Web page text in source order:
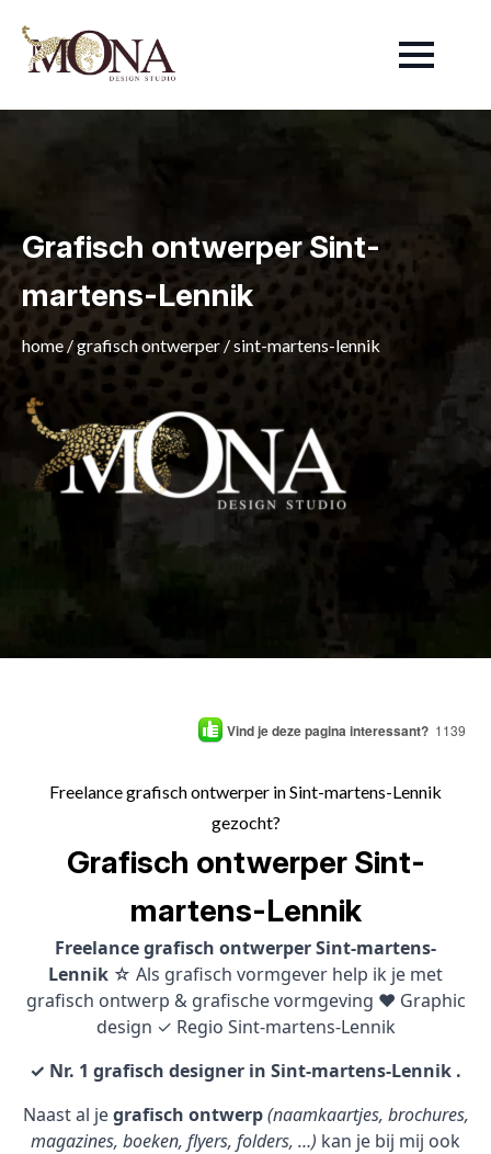
Grafisch ontwerper Sint-
martens-Lennik
home /grafisch ontwerper /sint-martens-lennik
Vind je deze pagina interessant? 1139
Freelance grafisch ontwerper in Sint-martens-Lennik
gezocht?
Grafisch ontwerper Sint-
martens-Lennik
Freelance grafisch ontwerper Sint-martens-
Lennik ☆ Als grafisch vormgever help ik je met
grafisch ontwerp & grafische vormgeving ♥ Graphic
design ✓ Regio Sint-martens-Lennik
✓ Nr. 1 grafisch designer in Sint-martens-Lennik .
Naast al jegrafisch ontwerp (naamkaartjes, brochures,
magazines, boeken, flyers, folders, …) kan je bij mij ook